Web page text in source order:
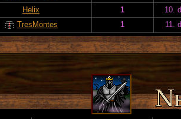
Helix 1
10.
TresMontes 1 11.